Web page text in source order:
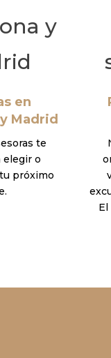
en
Madrid
te
elegir o
próximo